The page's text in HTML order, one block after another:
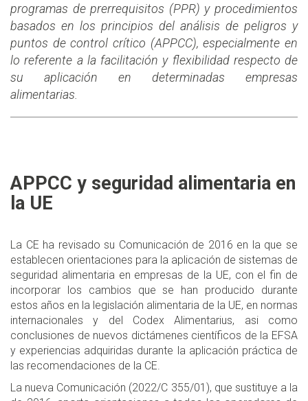
programas de prerrequisitos (PPR) y procedimientos
basados en los principios del análisis de peligros y
puntos de control crítico (APPCC), especialmente en
lo referente a la facilitación y flexibilidad respecto de
su aplicación en determinadas empresas
alimentarias.
APPCC y seguridad alimentaria en
la UE
La CE ha revisado su Comunicación de 2016 en la que se
establecen orientaciones para la aplicación de sistemas de
seguridad alimentaria en empresas de la UE, con el fin de
incorporar los cambios que se han producido durante
estos años en la legislación alimentaria de la UE, en normas
internacionales y del Codex Alimentarius, asi como
conclusiones de nuevos dictámenes científicos de la EFSA
y experiencias adquiridas durante la aplicación práctica de
las recomendaciones de la CE.
La nueva Comunicación (2022/C 355/01), que sustituye a la